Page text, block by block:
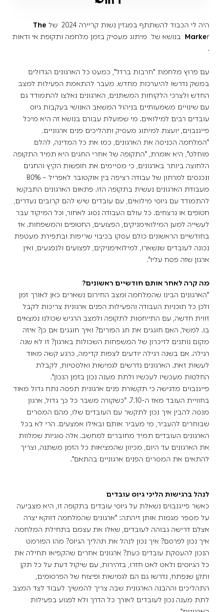
היה לי הכבוד להשתתף במגזין נשות קריירה 2024 של
The
Marke r בנושא של מיתוג מעסיק בזמן מלחמה ותקופת אי ודאות
.
עם פרוץ מלחמת "חרבות ברזל", כמעט כל הארגונים הגדולים
במשק נדרשו להיערכות מחדש. מעבר להתאמת הפעילות למצב
החדש ולצרכי הלקוחות המשתנים, הארגונים נאלצו להתמודד גם
עם שינויים משמעותיים בניהול המשאב האנושי בעקבות גיוס
עובדים רבים למילואים. מי שפועלת עבורם בנושא זה היא מיכל
פייגנבוים, יועצת למיתוג מעסיק ותהליכים פנים ארגוניים.
"המלחמה הכניסה את הארגונים, כמו את כל המדינה, להלם
מוחלט", היא אומרת, "התקופה של אחרי החגים היא תמיד התקופה
הלחוצה ביותר בארגונים, כי מסיימים את חופשות הקיץ והחגים
ונכנסים למרתון של עבודה רציפה בין אוקטובר לאפריל – 80%
מעבודת הארגונים נעשית בתקופה הזו. פתאום הארגונים התבקשו
להתמודד עם גיוסי מילואים, עם עובדים שיש להם קרובים נעדרים,
חטופים או נרצחים. כל עולם העבודה נסוג לאחור, וכל המיקוד עבר
לעשייה למען המילואימניקים, הפצועים, החטופים והמשפחות. אז
בחודשיים הראשונים כולם עסקו בכיבוי שריפות ובתפירת מעטפת
נכונה לעובדים שנשארו, למילואימניקים, לפצועים ולנפגעים, ואין
ארגון שזה פסח עליו".
מה קרה לאחר אותם חודשיים ראשונים?
"הארגונים הבינו שהמלחמה ומצב החירום נשארים כאן לאורך זמן
ולכן כל תוכניות העבודה והפעילות הפנים ארגונית צריכות לקבל
זווית חדשה, עם התייחסות לתקופה ולמצב הרגיש שכולנו נמצאים
בו. למשל, האם חוגגים את חג הפורים? ואיך חוגגים אם כן? איזה
מקום נותנים לזיכרון של המשפחות השכולות בארגון? זו לא שנה
רגילה. אם בשנה רגילה יודעים לצפות קדימה, כרגע קשה מאוד
לעשות זאת. הארגונים נדרשים לגמישות ואלסטיות, לקבלת
החלטות מעכשיו לעכשיו ולתת מענה נכון בזמן הנכון".
פייגנבוים מדגישה כי תקשורת פנים ארגונית תפסה נתח גדול מאוד
בחוויית העובד מאז ה-7.10. "כשקורה משבר כל כך גדול, ארגון
מנסה להבין איך נכון לתקשר עם העובדים שלו, מהם המסרים
שבוחרים להעביר, מי מעביר אותם ובאילו אמצעים. הרי לא בכל
הארגונים העובדים תמיד מחוברים למחשב. אלה סוגיות שמלוות
את הארגונים עד היום, מכיוון שהמציאות כל הזמן משתנה, וצריך
להתאים את המסרים הפנים ארגוניים בהתאם".
לנהל ברגישות הליכי גיוס עובדים
כאשר פייגנבוים נשאלת על גיוסי עובדים בתקופה זו, היא מצביעה
על מספר מגמות אותן זיהתה: "ארגונים שהמלחמה דווקא יצרה
אצלם דרישה גבוהה לעובדים, שאלו את עצמם בתחילת המלחמה
איך נכון לפרסם? איך נכון לנהל את תהליך הגיוס? מהו הפורמט
הנכון להעסקת עובדים כעת? ארגונים אחרים שהקפיאו תחילה את
כל הגיוסים ולאט לאט חזרו, בזהירות, עם שיקול דעת על כל תקן
ותקן שנפתח, נדרשו גם הם לגמישות ופיצוח של הפרסומים,
התהליכים וההבנה הארגונית שבה צריך להמשיך לעבוד לצד המצב
לתת מענה נכון לעובדים לאורך כל הדרך ולא לפגוע בפעילות